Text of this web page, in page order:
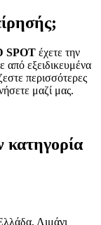
SPOT έχετε την
από εξειδικευμένα
περισσότερες
μαζί μας.
κατηγορία
Λιμάνι